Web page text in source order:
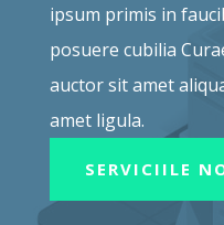
ipsum primis in
posuere cubilia
auctor sit amet
amet ligula.
SERVICIILE